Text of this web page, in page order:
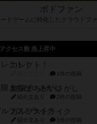
ボドファン
ードゲームに特化したクラウドフ
アクセス数 急上昇中
コレクト！
1件の投稿
無限まちがいさがし
紹介文あり 2件の投稿
ガルフストライク
紹介文あり 1件の投稿